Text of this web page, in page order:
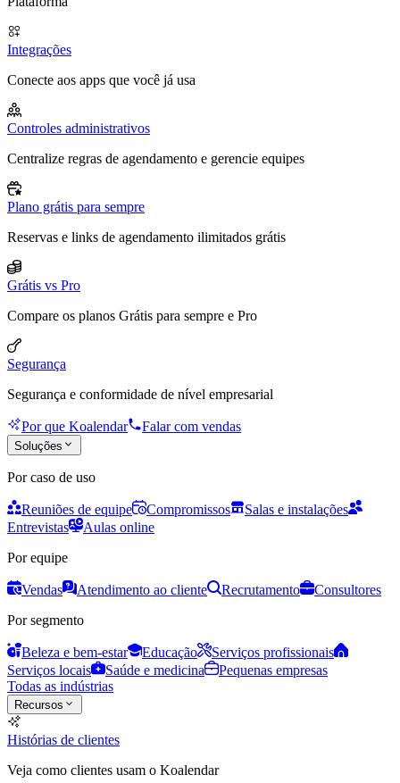
Integrações
Conecte aos apps que você já usa
Controles administrativos
Centralize regras de agendamento e gerencie equipes
Plano grátis para sempre
Reservas e links de agendamento ilimitados grátis
Grátis vs Pro
Compare os planos Grátis para sempre e Pro
Segurança
Segurança e conformidade de nível empresarial
Por que Koalendar Falar com vendas
Soluções
Por caso de uso
Reuniões de equipe Compromissos
Salas e instalações
Entrevistas
Aulas online
Por equipe
Vendas Atendimento ao cliente Recrutamento
Consultores
Por segmento
Beleza e bem-estar Educação
Serviços profissionais
Serviços locais
Saúde e medicina
Pequenas empresas
Todas as indústrias
Recursos
Histórias de clientes
Veja como clientes usam o Koalendar